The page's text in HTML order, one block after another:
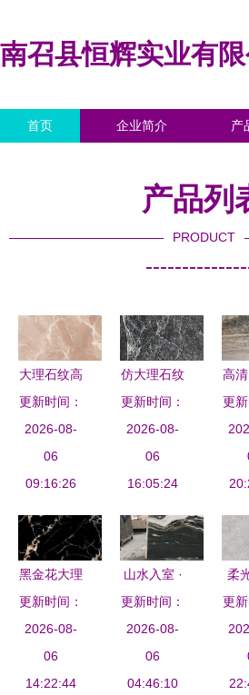
南召县恒辉实业有限
首页 企业简介 产
产品列
PRODUCT
大理石纹高
清之美 自
然与现代的
完美融合
更新时间：
2026-08-
06
09:16:26
仿大理石纹
理瓷砖 现
代家居的优
雅之选
更新时间：
2026-08-
06
16:05:24
高
纹理
南
色
的
更新
黑金花大理
石批发 南
京久熠源石
材的产品魅
力与应用优
更新时间：
2026-08-
06
14:22:44
山水入室 ·
艺术新生
天然山水纹
大理石如何
成为豪宅灵
更新时间：
2026-08-
06
04:46:10
柔
理
稳
赢
级
更新